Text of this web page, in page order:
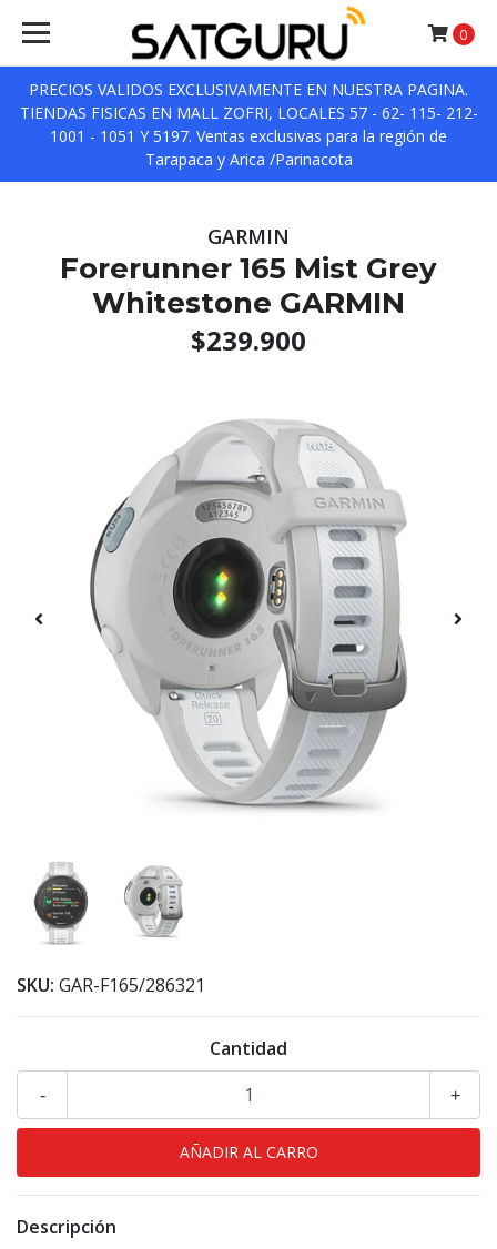
PRECIOS VALIDOS EXCLUSIVAMENTE EN NUESTRA PAGINA.
TIENDAS FISICAS EN MALL ZOFRI, LOCALES 57 - 62- 115- 212-
1001 - 1051 Y 5197. Ventas exclusivas para la región de
Tarapaca y Arica /Parinacota
0
GARMIN
Forerunner 165 Mist Grey
Whitestone GARMIN
$239.900
SKU: GAR-F165/286321
Cantidad
+
-
Descripción